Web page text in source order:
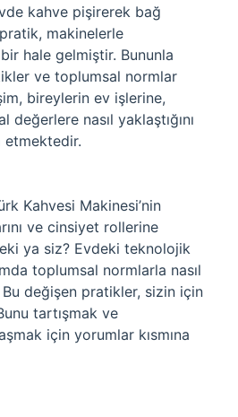
kahve pişirerek bağ
makinelerle
bir hale gelmiştir. Bununla
ve toplumsal normlar
bireylerin ev işlerine,
nasıl yaklaştığını
etmektedir.
Kahvesi Makinesi’nin
ve cinsiyet rollerine
ya siz? Evdeki teknolojik
toplumsal normlarla nasıl
değişen pratikler, sizin için
tartışmak ve
için yorumlar kısmına